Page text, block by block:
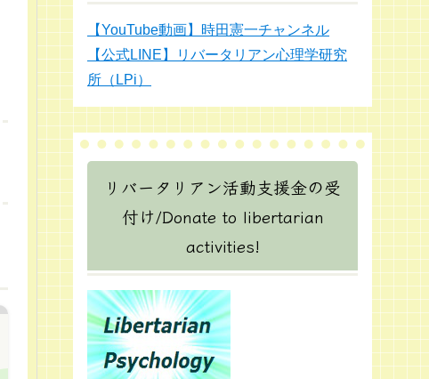
【YouTube動画】時田憲一チャンネル
【公式LINE】リバータリアン心理学研究
所（LPi）
リバータリアン活動支援金の受
付け/Donate to libertarian
activities!